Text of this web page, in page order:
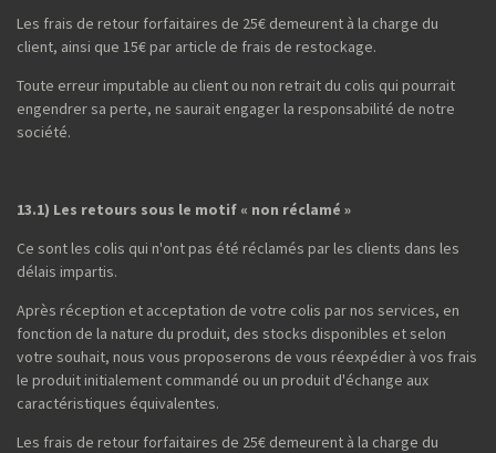
Les frais de retour forfaitaires de 25€ demeurent à la charge du
client, ainsi que 15€ par article de frais de restockage.
Toute erreur imputable au client ou non retrait du colis qui pourrait
engendrer sa perte, ne saurait engager la responsabilité de notre
société.
13.1) Les retours sous le motif « non réclamé »
Ce sont les colis qui n'ont pas été réclamés par les clients dans les
délais impartis.
Après réception et acceptation de votre colis par nos services, en
fonction de la nature du produit, des stocks disponibles et selon
votre souhait, nous vous proposerons de vous réexpédier à vos frais
le produit initialement commandé ou un produit d'échange aux
caractéristiques équivalentes.
Les frais de retour forfaitaires de 25€ demeurent à la charge du